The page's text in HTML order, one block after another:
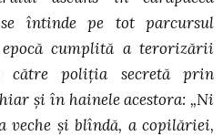
întinde pe tot parcursul
cumplită a terorizării
către poliţia secretă prin
şi în hainele acestora: „Ni
veche şi blîndă, a copilăriei,